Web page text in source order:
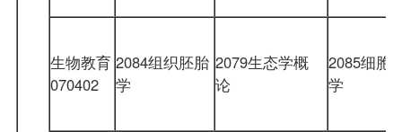
生物教育
070402
2084组织胚胎
学
2079生态学概
论
2085细胞
学